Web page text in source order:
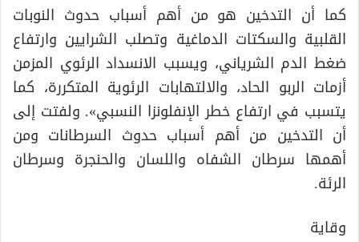
كما أن التدخين هو من أهم أسباب حدوث النوبات
القلبية والسكتات الدماغية وتصلب الشرايين وارتفاع
ضغط الدم الشرياني، ويسبب الانسداد الرئوي المزمن
أزمات الربو الحاد، والالتهابات الرئوية المتكررة، كما
يتسبب في ارتفاع خطر الإنفلونزا النسبي». ولفتت إلى
أن التدخين من أهم أسباب حدوث السرطانات ومن
أهمها سرطان الشفاه واللسان والحنجرة وسرطان
الرئة.
وقاية